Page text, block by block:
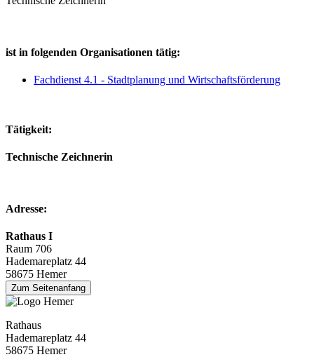
ist in folgenden Organisationen tätig:
Fachdienst 4.1 - Stadtplanung und Wirtschaftsförderung
Tätigkeit:
Technische Zeichnerin
Adresse:
Rathaus I
Raum 706
Hademareplatz 44
58675 Hemer
Zum Seitenanfang
Rathaus
Hademareplatz 44
58675 Hemer